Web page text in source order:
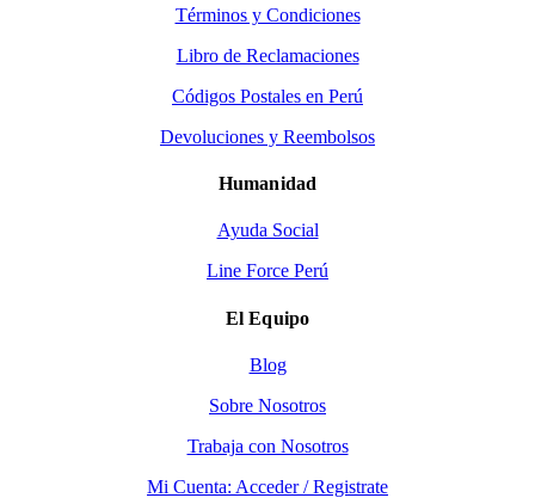
Términos y Condiciones
Libro de Reclamaciones
Códigos Postales en Perú
Devoluciones y Reembolsos
Humanidad
Ayuda Social
Line Force Perú
El Equipo
Blog
Sobre Nosotros
Trabaja con Nosotros
Mi Cuenta: Acceder / Registrate